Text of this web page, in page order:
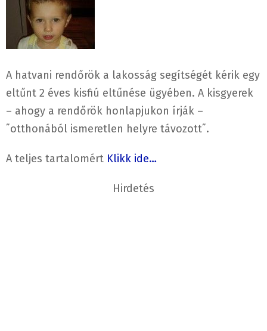
A hatvani rendőrök a lakosság segítségét kérik egy
eltűnt 2 éves kisfiú eltűnése ügyében. A kisgyerek
– ahogy a rendőrök honlapjukon írják –
˝otthonából ismeretlen helyre távozott˝.
A teljes tartalomért Klikk ide…
Hirdetés